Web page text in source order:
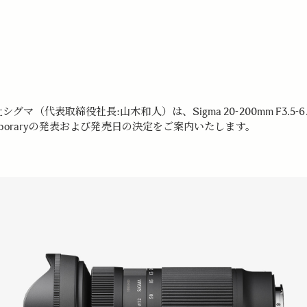
グマ（代表取締役社長:山木和人）は、Sigma 20-200mm F3.5-
の発表および発売日の決定をご案内いたします。